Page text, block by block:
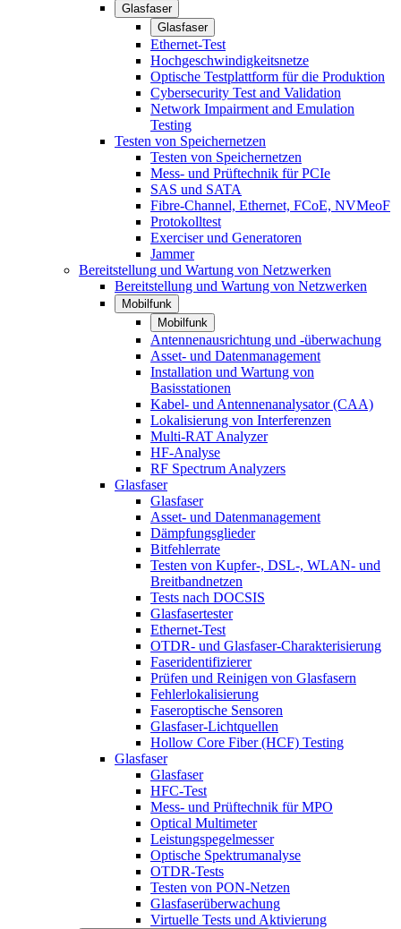
Glasfaser
Glasfaser
Ethernet-Test
Hochgeschwindigkeitsnetze
Optische Testplattform für die Produktion
Cybersecurity Test and Validation
Network Impairment and Emulation
Testing
Testen von Speichernetzen
Testen von Speichernetzen
Mess- und Prüftechnik für PCIe
SAS und SATA
Fibre-Channel, Ethernet, FCoE, NVMeoF
Protokolltest
Exerciser und Generatoren
Jammer
Bereitstellung und Wartung von Netzwerken
Bereitstellung und Wartung von Netzwerken
Mobilfunk
Mobilfunk
Antennenausrichtung und -überwachung
Asset- und Datenmanagement
Installation und Wartung von
Basisstationen
Kabel- und Antennenanalysator (CAA)
Lokalisierung von Interferenzen
Multi-RAT Analyzer
HF-Analyse
RF Spectrum Analyzers
Glasfaser
Glasfaser
Asset- und Datenmanagement
Dämpfungsglieder
Bitfehlerrate
Testen von Kupfer-, DSL-, WLAN- und
Breitbandnetzen
Tests nach DOCSIS
Glasfasertester
Ethernet-Test
OTDR- und Glasfaser-Charakterisierung
Faseridentifizierer
Prüfen und Reinigen von Glasfasern
Fehlerlokalisierung
Faseroptische Sensoren
Glasfaser-Lichtquellen
Hollow Core Fiber (HCF) Testing
Glasfaser
Glasfaser
HFC-Test
Mess- und Prüftechnik für MPO
Optical Multimeter
Leistungspegelmesser
Optische Spektrumanalyse
OTDR-Tests
Testen von PON-Netzen
Glasfaserüberwachung
Virtuelle Tests und Aktivierung